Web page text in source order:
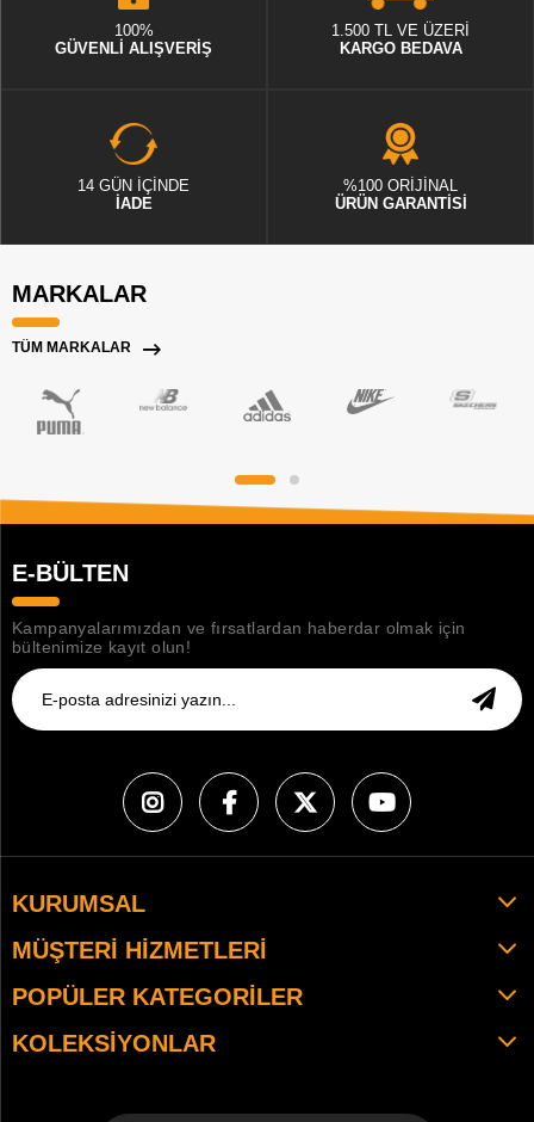
100%
GÜVENLİ ALIŞVERİŞ
1.500 TL VE ÜZERİ
KARGO BEDAVA
14 GÜN İÇİNDE
İADE
%100 ORİJİNAL
ÜRÜN GARANTİSİ
MARKALAR
TÜM MARKALAR
E-BÜLTEN
Kampanyalarımızdan ve fırsatlardan haberdar olmak için
bültenimize kayıt olun!
KURUMSAL
MÜŞTERI HIZMETLERI
POPÜLER KATEGORILER
KOLEKSIYONLAR